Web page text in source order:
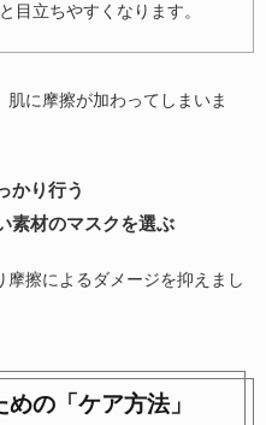
目立ちやすくなります。
に摩擦が加わってしまいま
かり行う
素材のマスクを選ぶ
擦によるダメージを抑えまし
の「ケア方法」